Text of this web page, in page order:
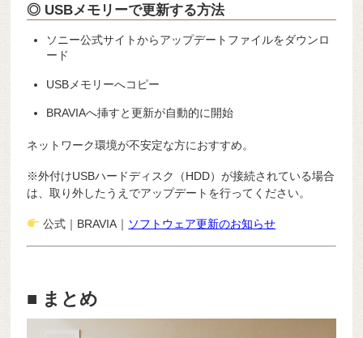
◎ USBメモリーで更新する方法
ソニー公式サイトからアップデートファイルをダウンロ
ード
USBメモリーへコピー
BRAVIAへ挿すと更新が自動的に開始
ネットワーク環境が不安定な方におすすめ。
※外付けUSBハードディスク（HDD）が接続されている場合
は、取り外したうえでアップデートを行ってください。
公式｜BRAVIA｜ ソフトウェア更新のお知らせ
■ まとめ